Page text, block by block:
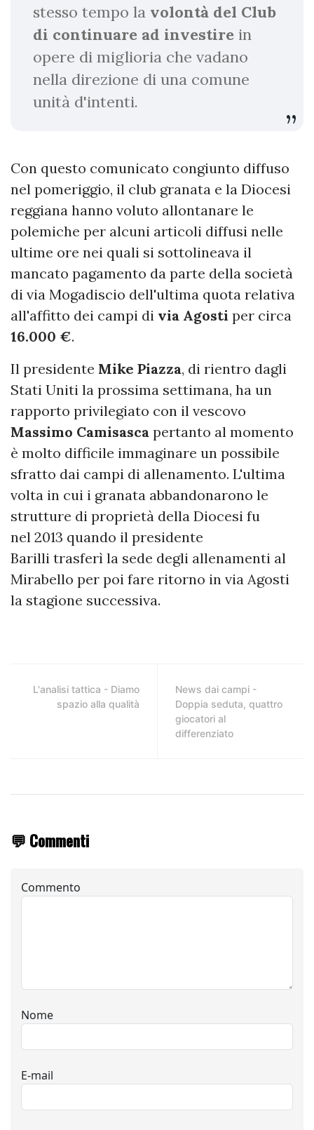
stesso tempo la volontà del Club
di continuare ad investire in
opere di miglioria che vadano
nella direzione di una comune
unità d'intenti.
Con questo comunicato congiunto diffuso
nel pomeriggio, il club granata e la Diocesi
reggiana hanno voluto allontanare le
polemiche per alcuni articoli diffusi nelle
ultime ore nei quali si sottolineava il
mancato pagamento da parte della società
di via Mogadiscio dell'ultima quota relativa
all'affitto dei campi di via Agosti per circa
16.000 €.
Il presidente Mike Piazza, di rientro dagli
Stati Uniti la prossima settimana, ha un
rapporto privilegiato con il vescovo
Massimo Camisasca pertanto al momento
è molto difficile immaginare un possibile
sfratto dai campi di allenamento. L'ultima
volta in cui i granata abbandonarono le
strutture di proprietà della Diocesi fu
nel 2013 quando il presidente
Barilli trasferì la sede degli allenamenti al
Mirabello per poi fare ritorno in via Agosti
la stagione successiva.
L'analisi tattica - Diamo
spazio alla qualità
News dai campi -
Doppia seduta, quattro
giocatori al
differenziato
💬 Commenti